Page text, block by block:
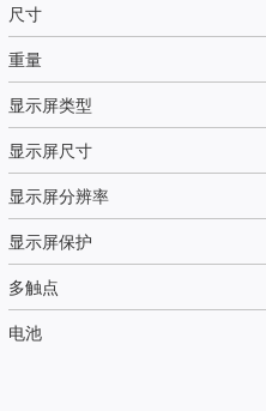
尺寸
重量
显示屏类型
显示屏尺寸
显示屏分辨率
显示屏保护
多触点
电池